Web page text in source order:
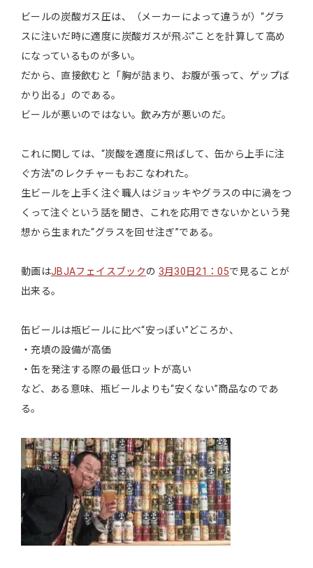
ビールの炭酸ガス圧は、（メーカーによって違うが）“グラ
スに注いだ時に適度に炭酸ガスが飛ぶ”ことを計算して高め
になっているものが多い。
だから、直接飲むと「胸が詰まり、お腹が張って、ゲップば
かり出る」のである。
ビールが悪いのではない。飲み方が悪いのだ。
これに関しては、“炭酸を適度に飛ばして、缶から上手に注
ぐ方法”のレクチャーもおこなわれた。
生ビールを上手く注ぐ職人はジョッキやグラスの中に渦をつ
くって注ぐという話を聞き、これを応用できないかという発
想から生まれた“グラスを回せ注ぎ”である。
動画はJBJAフェイスブックの 3月30日21：05で見ることが
出来る。
缶ビールは瓶ビールに比べ“安っぽい”どころか、
・充填の設備が高価
・缶を発注する際の最低ロットが高い
など、ある意味、瓶ビールよりも“安くない”商品なのであ
る。